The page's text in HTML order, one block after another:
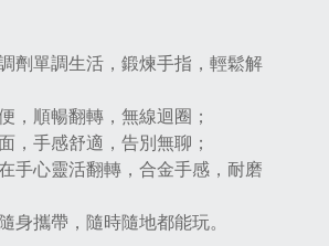
劑單調生活，鍛煉手指，輕鬆解
，順暢翻轉，無線迴圈；
，手感舒適，告別無聊；
手心靈活翻轉，合金手感，耐磨
身攜帶，隨時隨地都能玩。